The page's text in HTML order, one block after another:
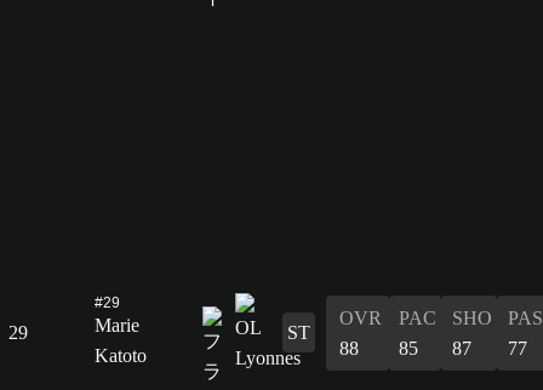
29
#29
Marie
Katoto
ST
OVR
88
PAC
85
SHO
87
PAS
77